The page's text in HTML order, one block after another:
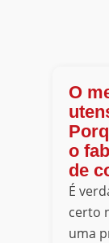
O
o
de
É
certo
uma